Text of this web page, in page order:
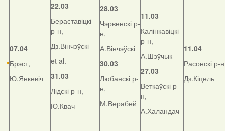
07.04
Брэст,
Ю.Янкевіч
22.03
Бераставіцкі
р-н,
Дз.Вінчэўскі
et al.
31.03
Лідскі р-н,
Ю.Квач
28.03
Чэрвенскі р-
н,
А.Вінчэўскі
30.03
Любанскі р-
н,
М.Верабей
11.03
Калінкавіцкі
р-н,
А.Шэўчык
27.03
Веткаўскі р-
н,
А.Халандач
11.04
Расонскі р-
Дз.Кіцель